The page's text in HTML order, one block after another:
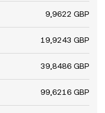
9,9622 GBP
19,9243 GBP
39,8486 GBP
99,6216 GBP